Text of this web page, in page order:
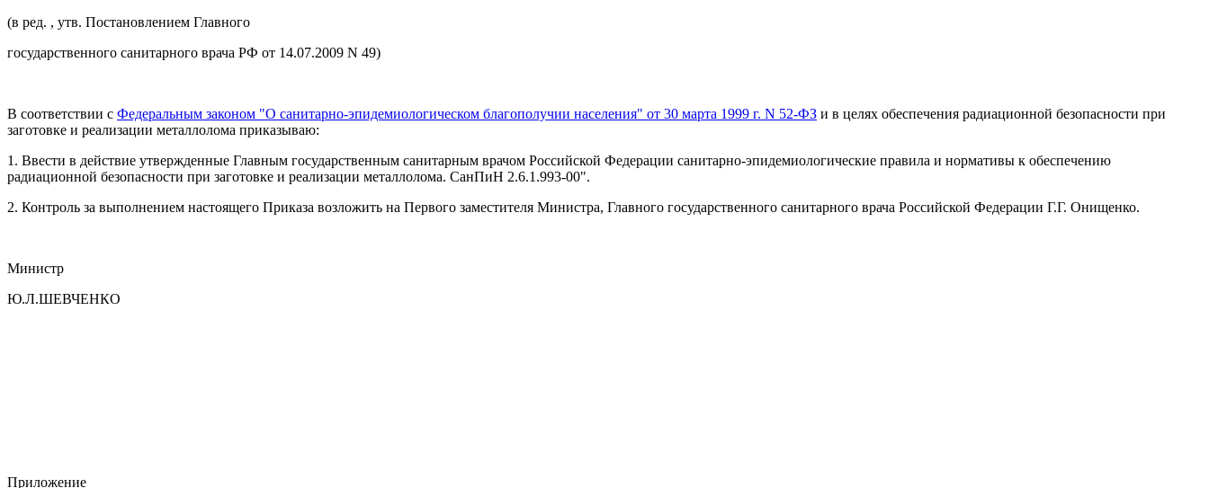
(в ред. , утв. Постановлением Главного
государственного санитарного врача РФ от 14.07.2009 N 49)
В соответствии с Федеральным законом "О санитарно-эпидемиологическом благополучии населения" от 30 марта 1999 г. N 52-ФЗ и в целях обеспечения радиационной безопасности при
заготовке и реализации металлолома приказываю:
1. Ввести в действие утвержденные Главным государственным санитарным врачом Российской Федерации санитарно-эпидемиологические правила и нормативы к обеспечению
радиационной безопасности при заготовке и реализации металлолома. СанПиН 2.6.1.993-00".
2. Контроль за выполнением настоящего Приказа возложить на Первого заместителя Министра, Главного государственного санитарного врача Российской Федерации Г.Г. Онищенко.
Министр
Ю.Л.ШЕВЧЕНКО
Приложение